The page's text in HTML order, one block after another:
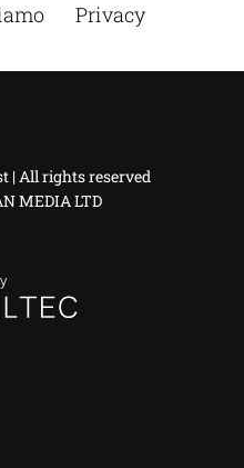
Privacy
| All rights reserved
MEDIA LTD